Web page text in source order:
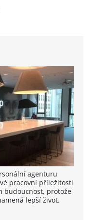
agenturu
pracovní příležitosti
budoucnost, protože
lepší život.